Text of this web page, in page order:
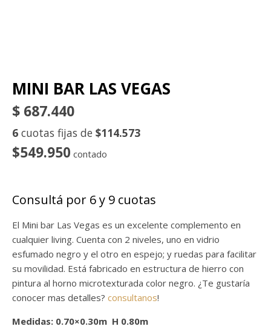
MINI BAR LAS VEGAS
$ 687.440
6 cuotas fijas de $114.573
$549.950 contado
Consultá por 6 y 9 cuotas
El Mini bar Las Vegas es un excelente complemento en
cualquier living. Cuenta con 2 niveles, uno en vidrio
esfumado negro y el otro en espejo; y ruedas para facilitar
su movilidad. Está fabricado en estructura de hierro con
pintura al horno microtexturada color negro. ¿Te gustaría
conocer mas detalles? consultanos!
Medidas: 0.70×0.30m H 0.80m